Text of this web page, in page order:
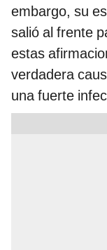
embargo, su
salió al frente
estas
verdadera
una fuerte